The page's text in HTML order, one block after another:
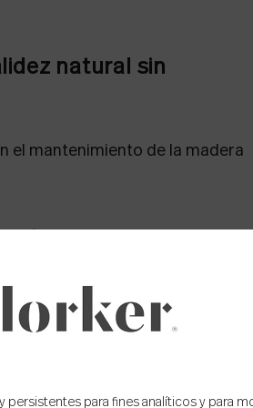
natural sin
el mantenimiento de la madera
hacia arriba.
horizontal.
para alargar visualmente el
= estilo mediterráneo
persistentes para fines analíticos y para